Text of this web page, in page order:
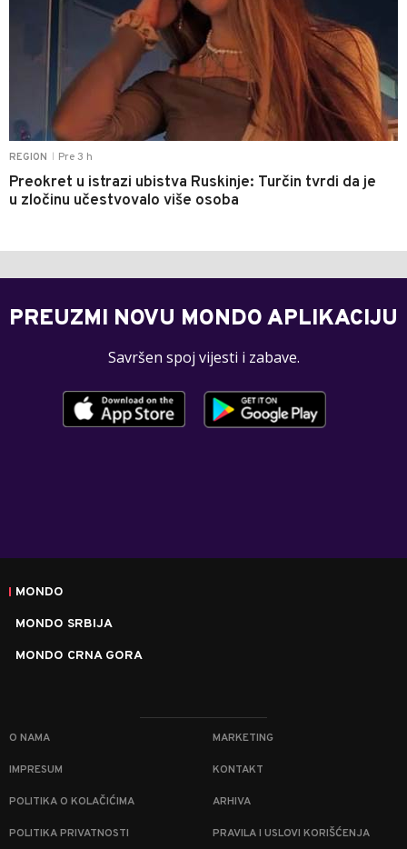
REGION Pre 3 h
Preokret u istrazi ubistva Ruskinje: Turčin tvrdi da je
u zločinu učestvovalo više osoba
PREUZMI NOVU MONDO APLIKACIJU
Savršen spoj vijesti i zabave.
MONDO
MONDO SRBIJA
MONDO CRNA GORA
O NAMA MARKETING
IMPRESUM KONTAKT
POLITIKA O KOLAČIĆIMA ARHIVA
POLITIKA PRIVATNOSTI PRAVILA I USLOVI KORIŠĆENJA